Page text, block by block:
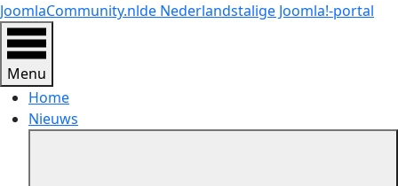
JoomlaCommunity.nlde Nederlandstalige Joomla!-portal
Menu
Home
Nieuws